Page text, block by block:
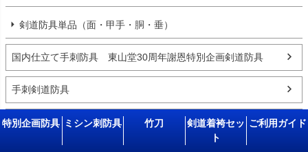
剣道防具単品（面・甲手・胴・垂）
国内仕立て手刺防具 東山堂30周年謝恩特別企画剣道防具
手刺剣道防具
防具用小物（調整布団･手袋など）
特別企画防具 ミシン刺防具 竹刀
剣道着袴セッ
ト
ご利用ガイド